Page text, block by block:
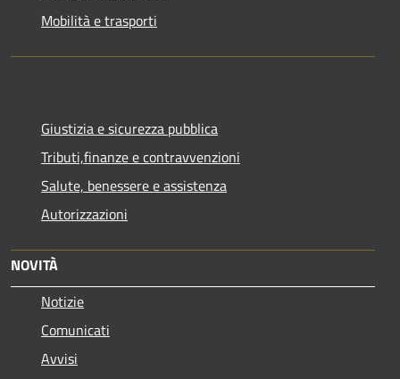
Mobilità e trasporti
Giustizia e sicurezza pubblica
Tributi,finanze e contravvenzioni
Salute, benessere e assistenza
Autorizzazioni
NOVITÀ
Notizie
Comunicati
Avvisi